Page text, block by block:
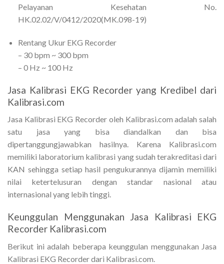
Pelayanan Kesehatan No.
HK.02.02/V/0412/2020(MK.098-19)
Rentang Ukur EKG Recorder
– 30 bpm ~ 300 bpm
– 0 Hz ~ 100 Hz
Jasa Kalibrasi EKG Recorder yang Kredibel dari
Kalibrasi.com
Jasa Kalibrasi EKG Recorder oleh Kalibrasi.com adalah salah
satu jasa yang bisa diandalkan dan bisa
dipertanggungjawabkan hasilnya. Karena Kalibrasi.com
memiliki laboratorium kalibrasi yang sudah terakreditasi dari
KAN sehingga setiap hasil pengukurannya dijamin memiliki
nilai ketertelusuran dengan standar nasional atau
internasional yang lebih tinggi.
Keunggulan Menggunakan Jasa Kalibrasi EKG
Recorder Kalibrasi.com
Berikut ini adalah beberapa keunggulan menggunakan Jasa
Kalibrasi EKG Recorder dari Kalibrasi.com.